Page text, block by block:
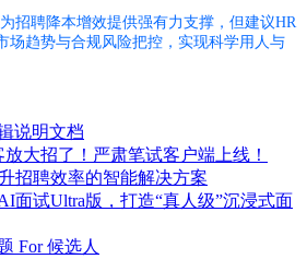
招聘降本增效提供强有力支撑，但建议HR
场趋势与合规风险把控，实现科学用人与
说明文档
大招了！严肃笔试客户端上线！
招聘效率的智能解决方案
面试Ultra版，打造“真人级”沉浸式面
For 候选人